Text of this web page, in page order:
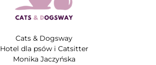
Cats & Dogsway
Hotel dla psów i Catsitter
Monika Jaczyńska